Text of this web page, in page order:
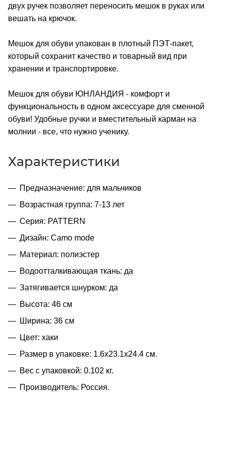
двух ручек позволяет переносить мешок в руках или
вешать на крючок.
Мешок для обуви упакован в плотный ПЭТ-пакет,
который сохранит качество и товарный вид при
хранении и транспортировке.
Мешок для обуви ЮНЛАНДИЯ - комфорт и
функциональность в одном аксессуаре для сменной
обуви! Удобные ручки и вместительный карман на
молнии - все, что нужно ученику.
Характеристики
Предназначение: для мальчиков
Возрастная группа: 7-13 лет
Серия: PATTERN
Дизайн: Camo mode
Материал: полиэстер
Водоотталкивающая ткань: да
Затягивается шнурком: да
Высота: 46 см
Ширина: 36 см
Цвет: хаки
Размер в упаковке: 1.6x23.1x24.4 см.
Вес с упаковкой: 0.102 кг.
Производитель: Россия.